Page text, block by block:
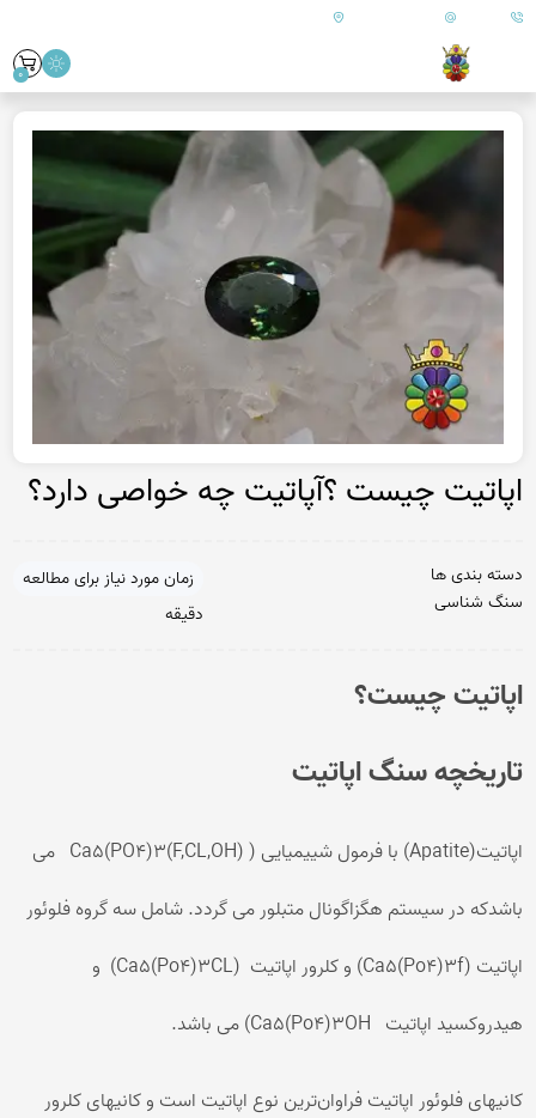
09179890157 ایران - فارس - کازرون
0
اپاتیت چیست ؟آپاتیت چه خواصی دارد؟
دسته بندی ها
سنگ شناسی
زمان مورد نیاز برای مطالعه
دقیقه
اپاتیت چیست؟
تاریخچه سنگ اپاتیت
اپاتیت(Apatite) با فرمول شییمیایی ( Ca5(PO4)3(F,CL,OH) می
باشدکه در سیستم هگزاگونال متبلور می گردد. شامل سه گروه فلوئور
اپاتیت (Ca5(Po4)3f) و کلرور اپاتیت (Ca5(Po4)3CL) و
هیدروکسید اپاتیت Ca5(Po4)3OH) می باشد.
کانیهای فلوئور اپاتیت فراوان‌ترین نوع اپاتیت است و کانیهای کلرور